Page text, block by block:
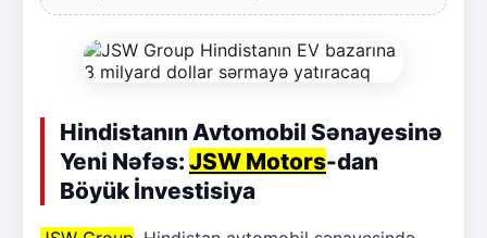
Hindistanın Avtomobil Sənayesinə
Yeni Nəfəs: JSW Motors-dan
Böyük İnvestisiya